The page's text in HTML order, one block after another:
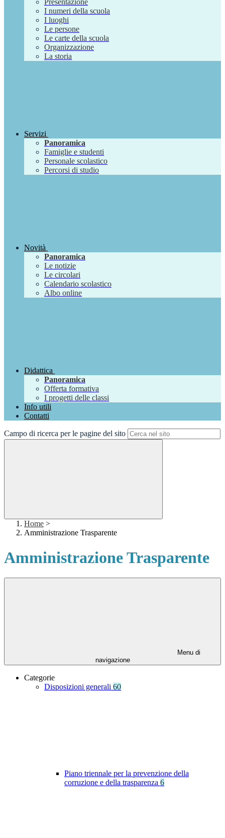
Presentazione
I numeri della scuola
I luoghi
Le persone
Le carte della scuola
Organizzazione
La storia
Servizi
Panoramica
Famiglie e studenti
Personale scolastico
Percorsi di studio
Novità
Panoramica
Le notizie
Le circolari
Calendario scolastico
Albo online
Didattica
Panoramica
Offerta formativa
I progetti delle classi
Info utili
Contatti
Campo di ricerca per le pagine del sito
Home >
Amministrazione Trasparente
Amministrazione Trasparente
Menu di
navigazione
Categorie
Disposizioni generali 60
Piano triennale per la prevenzione della
corruzione e della trasparenza 6